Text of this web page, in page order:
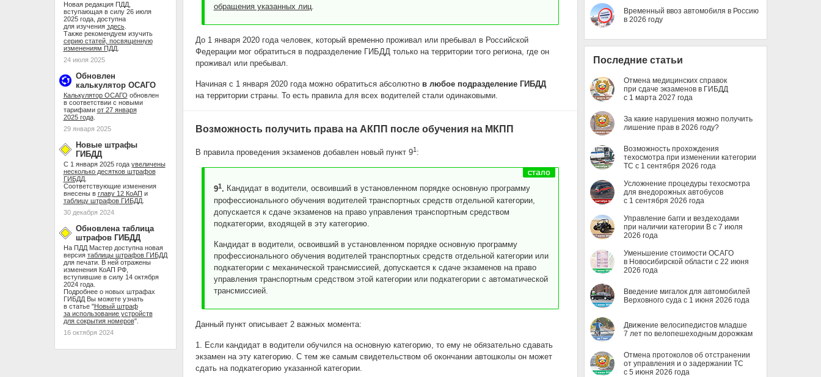
Новая редакция ПДД,
вступающая в силу 26 июля
2025 года, доступна
для изучения здесь.
Также рекомендуем изучить
серию статей, посвященную
изменениям ПДД.
24 июля 2025
Обновлен
калькулятор ОСАГО
Калькулятор ОСАГО обновлен
в соответствии с новыми
тарифами от 27 января
2025 года.
29 января 2025
Новые штрафы
ГИБДД
С 1 января 2025 года увеличены
несколько десятков штрафов
ГИБДД.
Соответствующие изменения
внесены в главу 12 КоАП и
таблицу штрафов ГИБДД.
30 декабря 2024
Обновлена таблица
штрафов ГИБДД
На ПДД Мастер доступна новая
версия таблицы штрафов ГИБДД
для печати. В ней отражены
изменения КоАП РФ,
вступившие в силу 14 октября
2024 года.
Подробнее о новых штрафах
ГИБДД Вы можете узнать
в статье "Новый штраф
за использование устройств
для сокрытия номеров".
16 октября 2024
обращения указанных лиц.
До 1 января 2020 года человек, который временно проживал или пребывал в Российской
Федерации мог обратиться в подразделение ГИБДД только на территории того региона, где он
проживал или пребывал.
Начиная с 1 января 2020 года можно обратиться абсолютно в любое подразделение ГИБДД
на территории страны. То есть правила для всех водителей стали одинаковыми.
Возможность получить права на АКПП после обучения на МКПП
В правила проведения экзаменов добавлен новый пункт 91:
91. Кандидат в водители, освоивший в установленном порядке основную программу
профессионального обучения водителей транспортных средств отдельной категории,
допускается к сдаче экзаменов на право управления транспортным средством
подкатегории, входящей в эту категорию.
Кандидат в водители, освоивший в установленном порядке основную программу
профессионального обучения водителей транспортных средств отдельной категории или
подкатегории с механической трансмиссией, допускается к сдаче экзаменов на право
управления транспортным средством этой категории или подкатегории с автоматической
трансмиссией.
Данный пункт описывает 2 важных момента:
1. Если кандидат в водители обучился на основную категорию, то ему не обязательно сдавать
экзамен на эту категорию. С тем же самым свидетельством об окончании автошколы он может
сдать на подкатегорию указанной категории.
Временный ввоз автомобиля в Россию
в 2026 году
Последние статьи
Отмена медицинских справок
при сдаче экзаменов в ГИБДД
с 1 марта 2027 года
За какие нарушения можно получить
лишение прав в 2026 году?
Возможность прохождения
техосмотра при изменении категории
ТС с 1 сентября 2026 года
Усложнение процедуры техосмотра
для внедорожных автобусов
с 1 сентября 2026 года
Управление багги и вездеходами
при наличии категории B с 7 июля
2026 года
Уменьшение стоимости ОСАГО
в Новосибирской области с 22 июня
2026 года
Введение мигалок для автомобилей
Верховного суда с 1 июня 2026 года
Движение велосипедистов младше
7 лет по велопешеходным дорожкам
Отмена протоколов об отстранении
от управления и о задержании ТС
с 5 июня 2026 года